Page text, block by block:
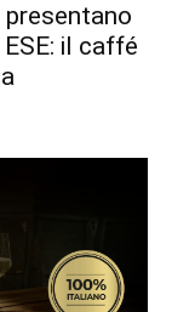
il caffé